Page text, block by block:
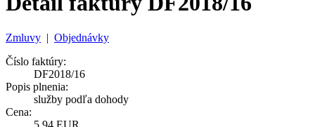
Zmluvy | Objednávky
Číslo faktúry:
DF2018/16
Popis plnenia:
služby podľa dohody
Cena:
5,94 EUR